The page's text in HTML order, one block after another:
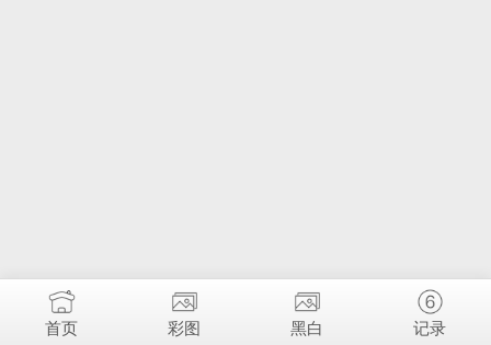
首页 彩图 黑白 记录